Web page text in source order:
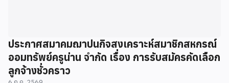
ประกาศสมาคมฌาปนกิจสงเคราะห์สมาชิกสหกรณ์
ออมทรัพย์ครูน่าน จำกัด เรื่อง การรับสมัครคัดเลือก
ลูกจ้างชั่วคราว